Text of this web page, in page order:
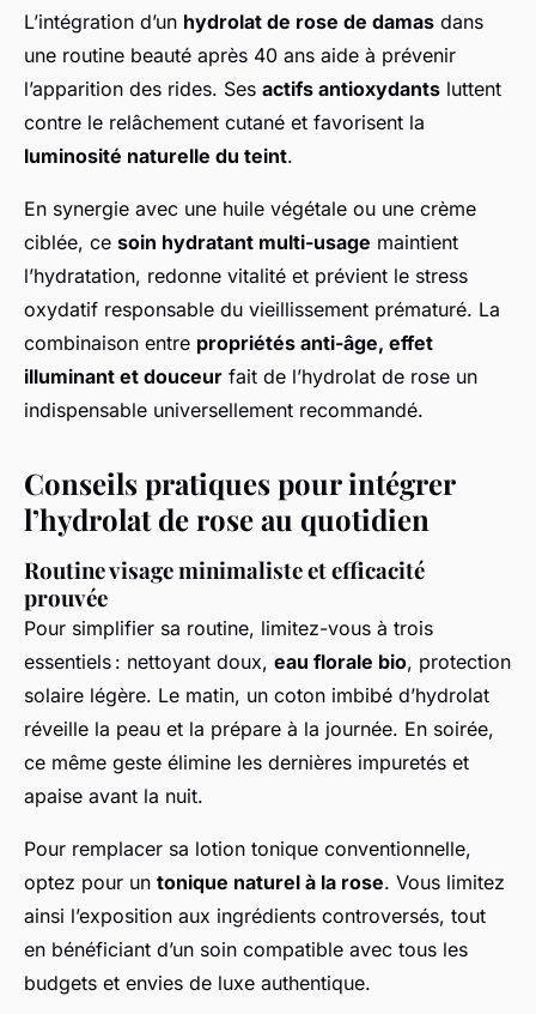
L’intégration d’un hydrolat de rose de damas dans
une routine beauté après 40 ans aide à prévenir
l’apparition des rides. Ses actifs antioxydants luttent
contre le relâchement cutané et favorisent la
luminosité naturelle du teint.
En synergie avec une huile végétale ou une crème
ciblée, ce soin hydratant multi-usage maintient
l’hydratation, redonne vitalité et prévient le stress
oxydatif responsable du vieillissement prématuré. La
combinaison entre propriétés anti-âge, effet
illuminant et douceur fait de l’hydrolat de rose un
indispensable universellement recommandé.
Conseils pratiques pour intégrer
l’hydrolat de rose au quotidien
Routine visage minimaliste et efficacité
prouvée
Pour simplifier sa routine, limitez-vous à trois
essentiels : nettoyant doux, eau florale bio, protection
solaire légère. Le matin, un coton imbibé d’hydrolat
réveille la peau et la prépare à la journée. En soirée,
ce même geste élimine les dernières impuretés et
apaise avant la nuit.
Pour remplacer sa lotion tonique conventionnelle,
optez pour un tonique naturel à la rose. Vous limitez
ainsi l’exposition aux ingrédients controversés, tout
en bénéficiant d’un soin compatible avec tous les
budgets et envies de luxe authentique.